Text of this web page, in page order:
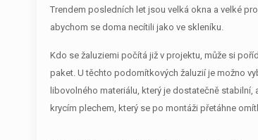
Trendem posledních let jsou velká okna a velké
abychom se doma necítili jako ve skleníku.
Kdo se žaluziemi počítá již v projektu, může si
paket. U těchto podomítkových žaluzií je možno
libovolného materiálu, který je dostatečně
krycím plechem, který se po montáži přetáhne